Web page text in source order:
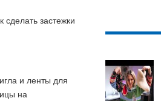
застежки
и ленты для
на